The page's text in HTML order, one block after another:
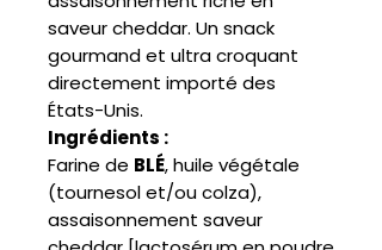
saveur cheddar. Un snack
gourmand et ultra croquant
directement importé des
États-Unis.
Ingrédients :
Farine de BLÉ, huile végétale
(tournesol et/ou colza),
assaisonnement saveur